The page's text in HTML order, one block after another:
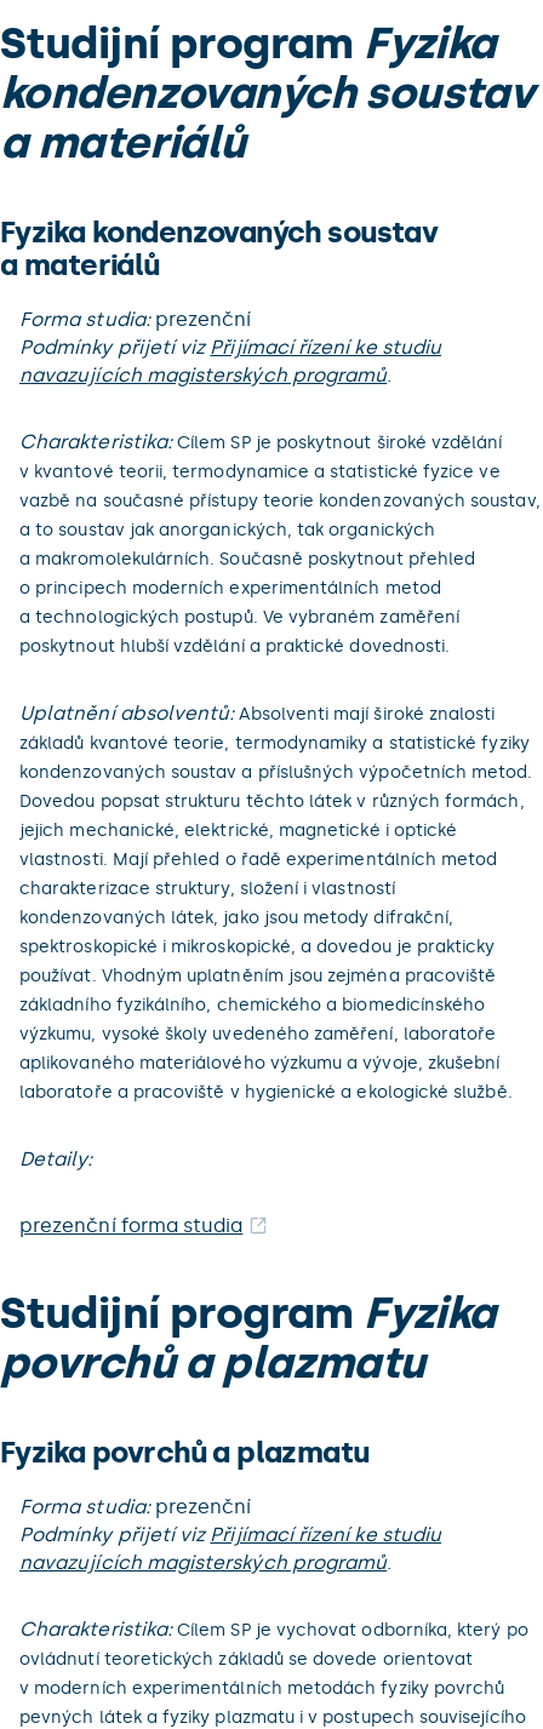
Studijní program Fyzika
kondenzovaných soustav
a materiálů
Fyzika kondenzovaných soustav
a materiálů
Forma studia:prezenční
Podmínky přijetí viz Přijímací řízení ke studiu
navazujících magisterských programů.
Charakteristika: Cílem SP je poskytnout široké vzdělání
v kvantové teorii, termodynamice a statistické fyzice ve
vazbě na současné přístupy teorie kondenzovaných soustav,
a to soustav jak anorganických, tak organických
a makromolekulárních. Současně poskytnout přehled
o principech moderních experimentálních metod
a technologických postupů. Ve vybraném zaměření
poskytnout hlubší vzdělání a praktické dovednosti.
Uplatnění absolventů: Absolventi mají široké znalosti
základů kvantové teorie, termodynamiky a statistické fyziky
kondenzovaných soustav a příslušných výpočetních metod.
Dovedou popsat strukturu těchto látek v různých formách,
jejich mechanické, elektrické, magnetické i optické
vlastnosti. Mají přehled o řadě experimentálních metod
charakterizace struktury, složení i vlastností
kondenzovaných látek, jako jsou metody difrakční,
spektroskopické i mikroskopické, a dovedou je prakticky
používat. Vhodným uplatněním jsou zejména pracoviště
základního fyzikálního, chemického a biomedicínského
výzkumu, vysoké školy uvedeného zaměření, laboratoře
aplikovaného materiálového výzkumu a vývoje, zkušební
laboratoře a pracoviště v hygienické a ekologické službě.
Detaily:
prezenční forma studia
Studijní program Fyzika
povrchů a plazmatu
Fyzika povrchů a plazmatu
Forma studia:prezenční
Podmínky přijetí viz Přijímací řízení ke studiu
navazujících magisterských programů.
Charakteristika: Cílem SP je vychovat odborníka, který po
ovládnutí teoretických základů se dovede orientovat
v moderních experimentálních metodách fyziky povrchů
pevných látek a fyziky plazmatu i v postupech souvisejícího